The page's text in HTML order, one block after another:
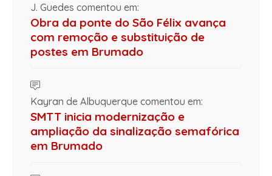
J. Guedes comentou em:
Obra da ponte do São Félix avança
com remoção e substituição de
postes em Brumado
Kayran de Albuquerque comentou em:
SMTT inicia modernização e
ampliação da sinalização semafórica
em Brumado